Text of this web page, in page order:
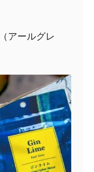
アールグレ